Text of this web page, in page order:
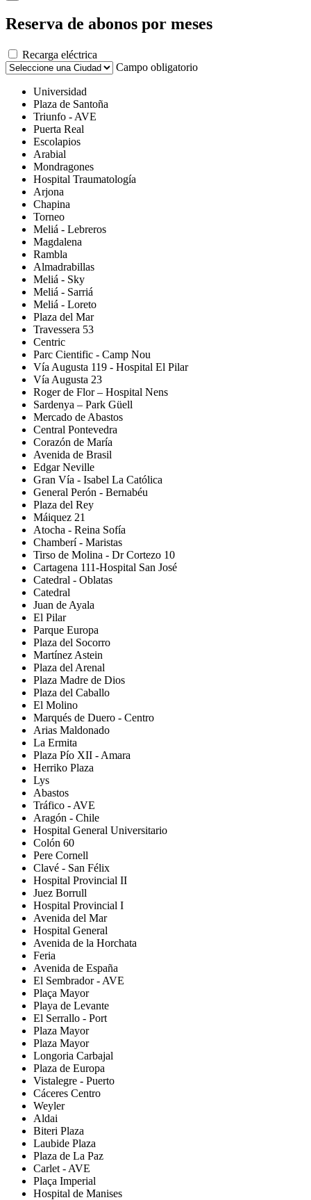
Reserva de abonos por meses
Recarga eléctrica
Campo obligatorio
Universidad
Plaza de Santoña
Triunfo - AVE
Puerta Real
Escolapios
Arabial
Mondragones
Hospital Traumatología
Arjona
Chapina
Torneo
Meliá - Lebreros
Magdalena
Rambla
Almadrabillas
Meliá - Sky
Meliá - Sarriá
Meliá - Loreto
Plaza del Mar
Travessera 53
Centric
Parc Cientific - Camp Nou
Vía Augusta 119 - Hospital El Pilar
Vía Augusta 23
Roger de Flor – Hospital Nens
Sardenya – Park Güell
Mercado de Abastos
Central Pontevedra
Corazón de María
Avenida de Brasil
Edgar Neville
Gran Vía - Isabel La Católica
General Perón - Bernabéu
Plaza del Rey
Máiquez 21
Atocha - Reina Sofía
Chamberí - Maristas
Tirso de Molina - Dr Cortezo 10
Cartagena 111-Hospital San José
Catedral - Oblatas
Catedral
Juan de Ayala
El Pilar
Parque Europa
Plaza del Socorro
Martínez Astein
Plaza del Arenal
Plaza Madre de Dios
Plaza del Caballo
El Molino
Marqués de Duero - Centro
Arias Maldonado
La Ermita
Plaza Pío XII - Amara
Herriko Plaza
Lys
Abastos
Tráfico - AVE
Aragón - Chile
Hospital General Universitario
Colón 60
Pere Cornell
Clavé - San Félix
Hospital Provincial II
Juez Borrull
Hospital Provincial I
Avenida del Mar
Hospital General
Avenida de la Horchata
Feria
Avenida de España
El Sembrador - AVE
Plaça Mayor
Playa de Levante
El Serrallo - Port
Plaza Mayor
Plaza Mayor
Longoria Carbajal
Plaza de Europa
Vistalegre - Puerto
Cáceres Centro
Weyler
Aldai
Biteri Plaza
Laubide Plaza
Plaza de La Paz
Carlet - AVE
Plaça Imperial
Hospital de Manises